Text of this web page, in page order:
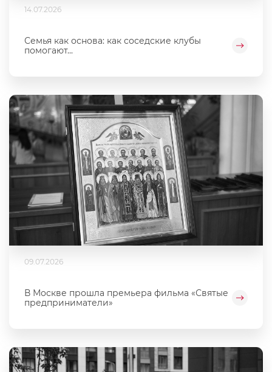
14.07.2026
Семья как основа: как соседские клубы
помогают...
09.07.2026
В Москве прошла премьера фильма «Святые
предприниматели»